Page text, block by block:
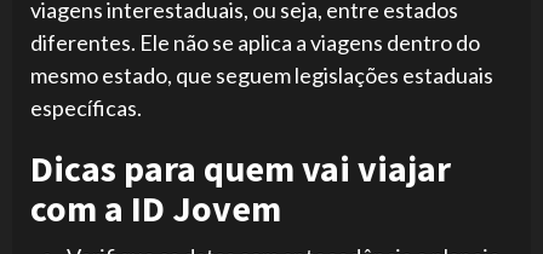
viagens interestaduais, ou seja, entre estados
diferentes. Ele não se aplica a viagens dentro do
mesmo estado, que seguem legislações estaduais
específicas.
Dicas para quem vai viajar
com a ID Jovem